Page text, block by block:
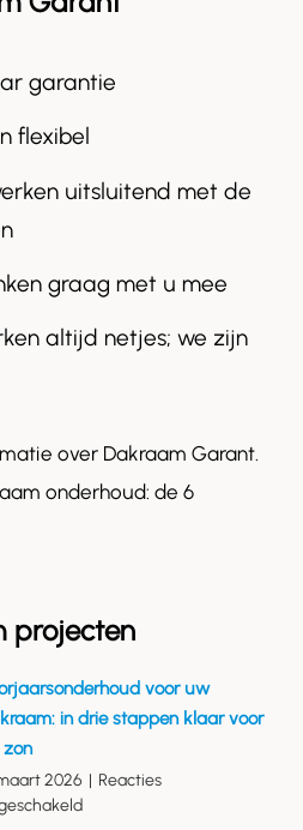
garantie
flexibel
uitsluitend met de
graag met u mee
altijd netjes; we zijn
over Dakraam Garant.
onderhoud: de 6
projecten
voor uw
in drie stappen klaar voor
2026 | Reacties